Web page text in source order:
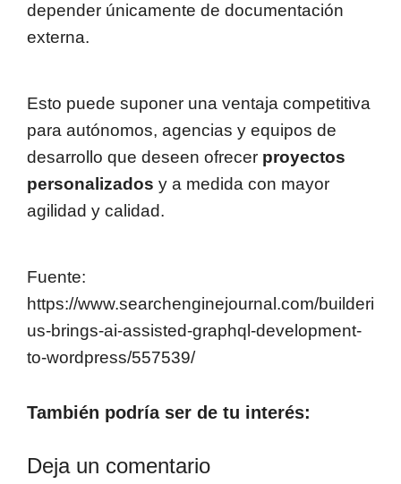
depender únicamente de documentación
externa.
Esto puede suponer una ventaja competitiva
para autónomos, agencias y equipos de
desarrollo que deseen ofrecer proyectos
personalizados y a medida con mayor
agilidad y calidad.
Fuente:
https://www.searchenginejournal.com/builderi
us-brings-ai-assisted-graphql-development-
to-wordpress/557539/
También podría ser de tu interés:
Deja un comentario